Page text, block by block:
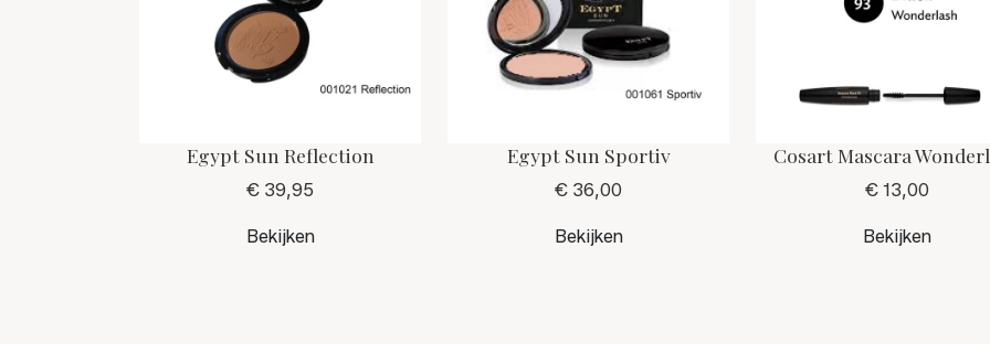
Egypt Sun Reflection
€ 39,95
Bekijken
Egypt Sun Sportiv
€ 36,00
Bekijken
Cosart Mascara
€ 13,00
Bekijken